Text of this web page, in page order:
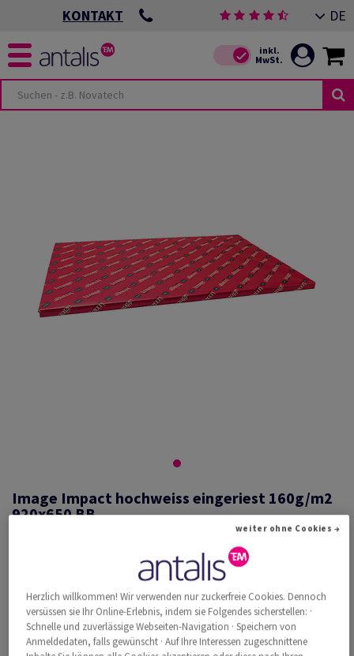
KONTAKT DE
Image Impact hochweiss eingeriest 160g/m2
920x650 BB
Image, Impact, hochweiss, holzfrei ECF, 160g/m2, 920mm x 650mm,
BB, Paket zu 250 Bogen/Blatt, FSC Mix Credit
Weitere Produktinformationen
Produkt weiterempfehlen
Herzlich willkommen! Wir verwenden nur zuckerfreie Cookies. Dennoch
versüssen sie Ihr Online-Erlebnis, indem sie Folgendes sicherstellen: ·
Schnelle und zuverlässige Webseiten-Navigation · Speichern von
Anmeldedaten, falls gewünscht · Auf Ihre Interessen zugeschnittene
weiter ohne Cookies →